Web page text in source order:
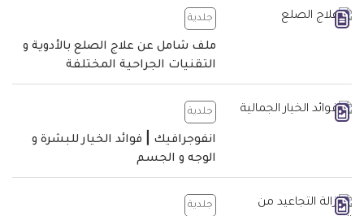
جلدية
ملف شامل عن علاج الصلع بالأدوية و
التقنيات الجراحية المختلفة
جلدية
انفوجرافيك | فوائد الخيار للبشرة و
الوجه و الجسم
جلدية